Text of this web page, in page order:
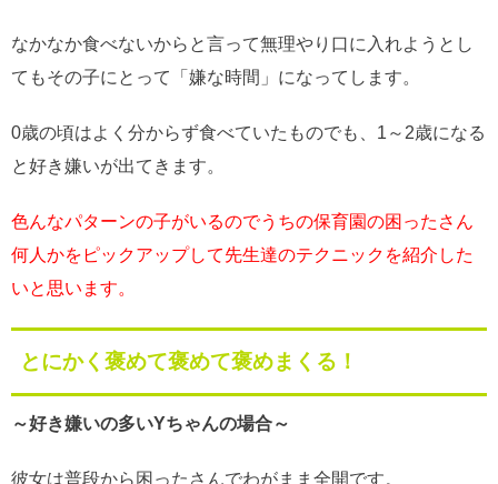
なかなか食べないからと言って無理やり口に入れようとし
てもその子にとって「嫌な時間」になってします。
0歳の頃はよく分からず食べていたものでも、1～2歳になる
と好き嫌いが出てきます。
色んなパターンの子がいるのでうちの保育園の困ったさん
何人かをピックアップして先生達のテクニックを紹介した
いと思います。
とにかく褒めて褒めて褒めまくる！
～好き嫌いの多いYちゃんの場合～
彼女は普段から困ったさんでわがまま全開です。